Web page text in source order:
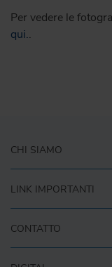
Per vedere le
qui..
CHI SIAMO
LINK IMPORTANTI
CONTATTO